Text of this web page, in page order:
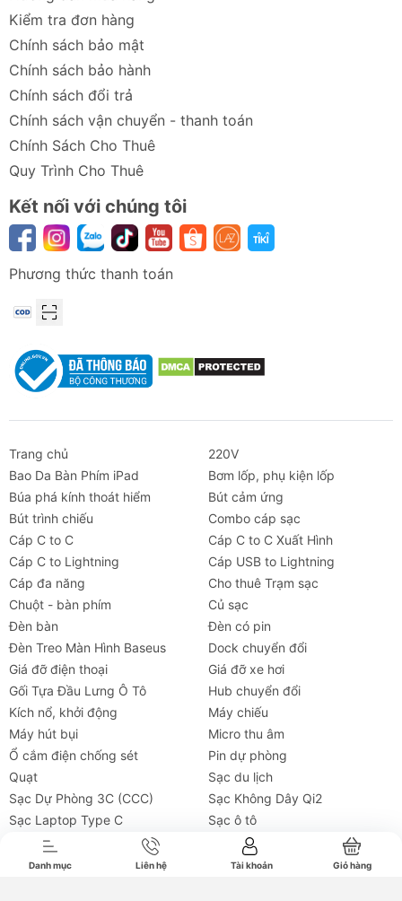
Tai nghe Máy chiếu Cho thuê
Kiểm tra đơn hàng
Chính sách bảo mật
Chính sách bảo hành
Chính sách đổi trả
Chính sách vận chuyển - thanh toán
Chính Sách Cho Thuê
Quy Trình Cho Thuê
Kết nối với chúng tôi
Phương thức thanh toán
Trang chủ
220V
Bao Da Bàn Phím iPad
Bơm lốp, phụ kiện lốp
Búa phá kính thoát hiểm
Bút cảm ứng
Bút trình chiếu
Combo cáp sạc
Cáp C to C
Cáp C to C Xuất Hình
Cáp C to Lightning
Cáp USB to Lightning
Cáp đa năng
Cho thuê Trạm sạc
Chuột - bàn phím
Củ sạc
Đèn bàn
Đèn có pin
Đèn Treo Màn Hình Baseus
Dock chuyển đổi
Giá đỡ điện thoại
Giá đỡ xe hơi
Gối Tựa Đầu Lưng Ô Tô
Hub chuyển đổi
Kích nổ, khởi động
Máy chiếu
Máy hút bụi
Micro thu âm
Ổ cắm điện chống sét
Pin dự phòng
Quạt
Sạc du lịch
Sạc Dự Phòng 3C (CCC)
Sạc Không Dây Qi2
Sạc Laptop Type C
Sạc ô tô
Tai nghe Baseus
Tiện ích ô tô
Túi Chống Nước Điện Thoại
Trạm sạc dự phòng
Danh mục Liên hệ Tài khoản Giỏ hàng